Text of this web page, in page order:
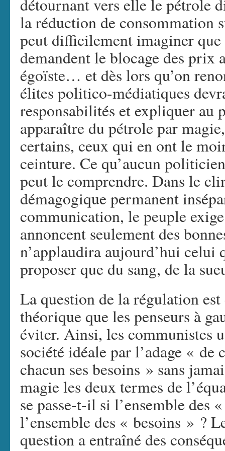
détournant vers elle le pétrole
la réduction de consommation
peut difficilement imaginer
demandent le blocage des prix
égoïste… et dès lors qu’on
élites politico-médiatiques
responsabilités et expliquer au
apparaître du pétrole par
certains, ceux qui en ont le
ceinture. Ce qu’aucun
peut le comprendre. Dans le
démagogique permanent
communication, le peuple
annoncent seulement des
n’applaudira aujourd’hui celui
proposer que du sang, de la
La question de la régulation
théorique que les penseurs à
éviter. Ainsi, les communistes
société idéale par l’adage « de
chacun ses besoins » sans
magie les deux termes de
se passe-t-il si l’ensemble des
l’ensemble des « besoins » ?
question a entraîné des